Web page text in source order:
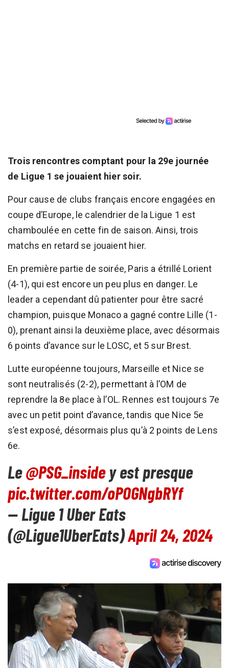
Trois rencontres comptant pour la 29e journée
de Ligue 1 se jouaient hier soir.
Pour cause de clubs français encore engagées en
coupe d’Europe, le calendrier de la Ligue 1 est
chamboulée en cette fin de saison. Ainsi, trois
matchs en retard se jouaient hier.
En première partie de soirée, Paris a étrillé Lorient
(4-1), qui est encore un peu plus en danger. Le
leader a cependant dû patienter pour être sacré
champion, puisque Monaco a gagné contre Lille (1-
0), prenant ainsi la deuxième place, avec désormais
6 points d’avance sur le LOSC, et 5 sur Brest.
Lutte européenne toujours, Marseille et Nice se
sont neutralisés (2-2), permettant à l’OM de
reprendre la 8e place à l’OL. Rennes est toujours 7e
avec un petit point d’avance, tandis que Nice 5e
s’est exposé, désormais plus qu’à 2 points de Lens
6e.
Le@PSG_insidey est presque
pic.twitter.com/oPOGNgbRYf
— Ligue 1 Uber Eats
(@Ligue1UberEats)April 24, 2024